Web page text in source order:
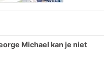
Michael kan je niet